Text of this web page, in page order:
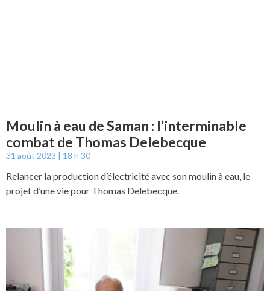
Moulin à eau de Saman : l’interminable
combat de Thomas Delebecque
31 août 2023 18 h 30
Relancer la production d’électricité avec son moulin à eau, le
projet d’une vie pour Thomas Delebecque.